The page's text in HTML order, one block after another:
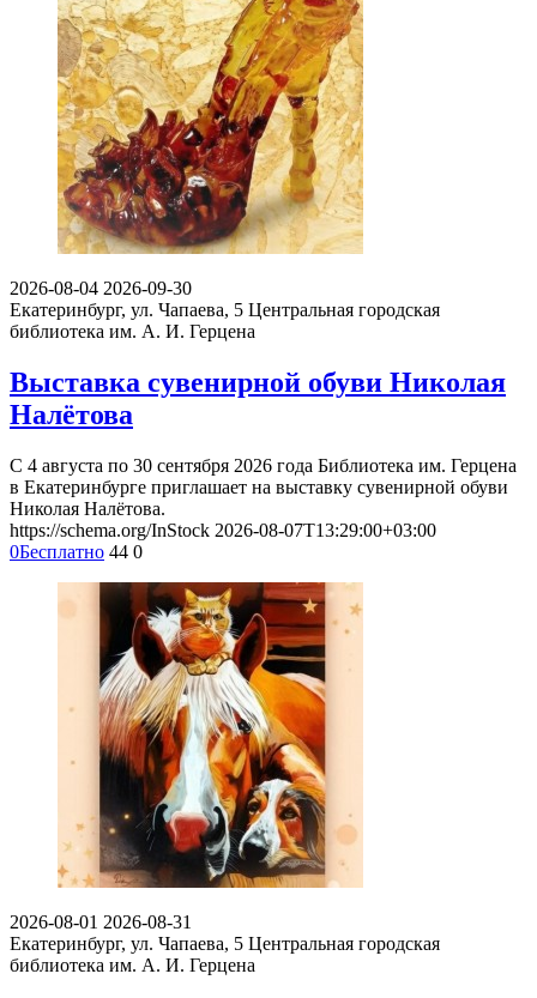
2026-08-04 2026-09-30
Екатеринбург, ул. Чапаева, 5 Центральная городская
библиотека им. А. И. Герцена
Выставка сувенирной обуви Николая
Налётова
С 4 августа по 30 сентября 2026 года Библиотека им. Герцена
в Екатеринбурге приглашает на выставку сувенирной обуви
Николая Налётова.
https://schema.org/InStock 2026-08-07T13:29:00+03:00
0Бесплатно 44 0
2026-08-01 2026-08-31
Екатеринбург, ул. Чапаева, 5 Центральная городская
библиотека им. А. И. Герцена